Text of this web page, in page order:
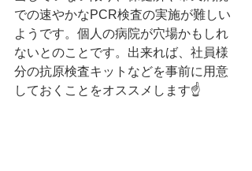
での速やかなPCR検査の実施が難しい
ようです。個人の病院が穴場かもしれ
ないとのことです。出来れば、社員様
分の抗原検査キットなどを事前に用意
しておくことをオススメします☝️